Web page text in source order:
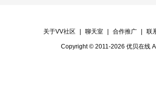
】风云：品茶：花开：品
关于VV社区 聊天室 合作推广 联
Copyright © 2011-2026 优贝在线